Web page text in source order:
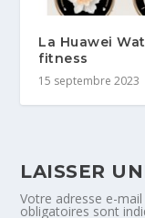
La Huawei
fitness
15 septembre 2023
LAISSER
Votre adresse e-
obligatoires sont